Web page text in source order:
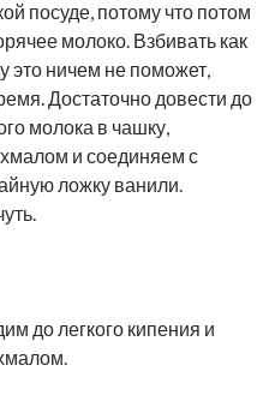
посуде, потому что потом
молоко. Взбивать как
это ничем не поможет,
Достаточно довести до
молока в чашку,
и соединяем с
ложку ванили.
до легкого кипения и